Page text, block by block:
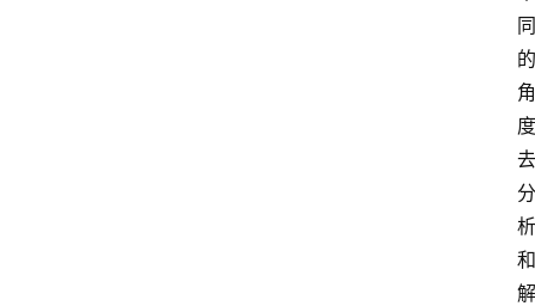
同
的
角
度
去
分
析
和
解